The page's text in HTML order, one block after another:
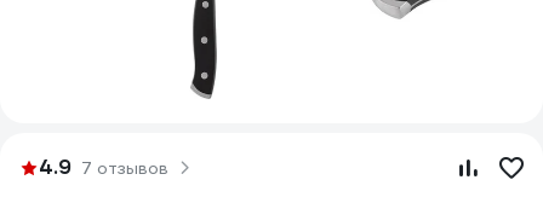
4.9 7 отзывов